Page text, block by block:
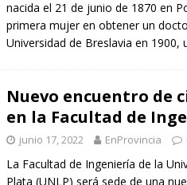
nacida el 21 de junio de 1870 en
primera mujer en obtener un
Universidad de Breslavia en 1900,
Nuevo encuentro de
en la Facultad de
junio 17, 2022 EnProvincia
La Facultad de Ingeniería de la
Plata (UNLP) será sede de una